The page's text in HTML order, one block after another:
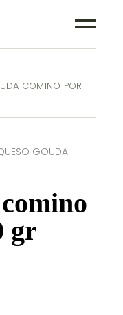
COMINO POR
GOUDA
gr